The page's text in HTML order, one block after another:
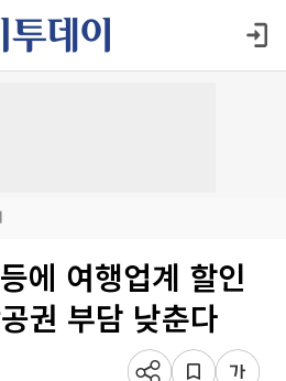
에 여행업계 할인
권 부담 낮춘다